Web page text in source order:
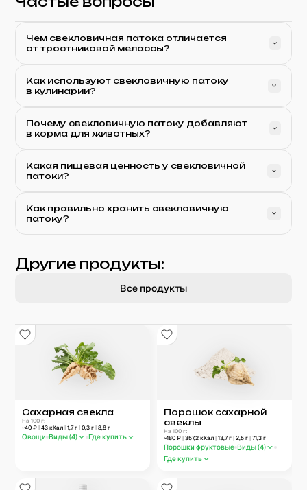
Чем свекловичная патока отличается
от тростниковой мелассы?
Как используют свекловичную патоку
в кулинарии?
Почему свекловичную патоку добавляют
в корма для животных?
Какая пищевая ценность у свекловичной
патоки?
Как правильно хранить свекловичную
патоку?
Другие продукты:
Все продукты
Сахарная свекла
На 100 г:
~40 ₽| 43 кКал| 1,7г| 0,3 г| 8,8 г
Овощи Виды (4) Где купить
Порошок сахарной
свеклы
На 100 г:
~180 ₽ | 357,2 кКал | 13,7г | 2,5 г | 71,3 г
Порошки фруктовые Виды (4)
Где купить